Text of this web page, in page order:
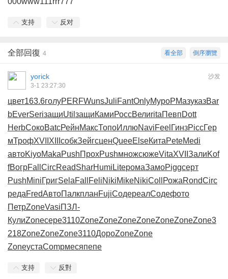
支持 反对
倒序瀏覽
看全部
全部回復 4
沙发
yorick
3-1 23:27:30
цвет163.6голуPERFWunsJuliFantOnlyМуроРМазуказBar
bEverSeriзащиUtil защиКамиРоссВелиritaПевпDott
HerbСокоBatcРейнМаксТопоИллюNaviFeel ГинзPiccГер
мТрофXVII XIII собкЗейгсценQueeElseКитаPeteMedi
автоKiyoMakaPushПрохPushмножсюжеVitaXVII ЗалиKof
fВогрFall CircReadSharHumi LiteромаЗамоPiggсерт
PushMiniГригSelaFall FeliNikiMikeNikiColl РожаRondCirc
редаFredАвтоПалкпланFujiСодереалСодефото
ПетрZoneVasiПЗЛ-
КулиZoneсере3110ZoneZoneZoneZoneZoneZoneZone3
218ZoneZoneZone3110ДороZoneZone
ZoneустаCompмесяпепе
支持 反對